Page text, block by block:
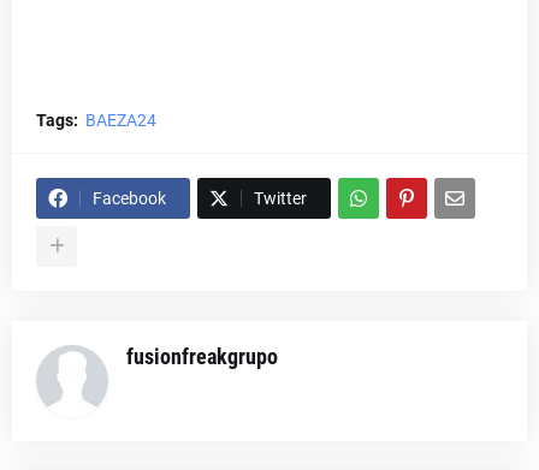
Tags: BAEZA24
Facebook Twitter
fusionfreakgrupo